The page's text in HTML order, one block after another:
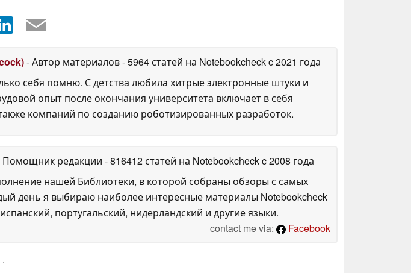
- Автор материалов- 5964 статей на Notebookcheckc 2021 года
себя помню. С детства любила хитрые электронные штуки и
опыт после окончания университета включает в себя
компаний по созданию роботизированных разработок.
Помощник редакции - 816412 статей на Notebookcheckc 2008 года
нашей Библиотеки, в которой собраны обзоры с самых
день я выбираю наиболее интересные материалы Notebookcheck
португальский, нидерландский и другие языки.
contact me via:
Facebook
'